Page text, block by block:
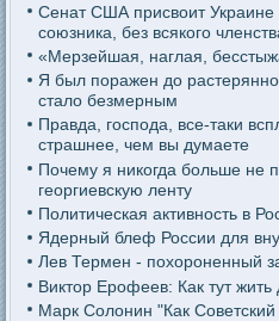
Сенат США присвоит Украине
союзника, без всякого
«Мерзейшая, наглая,
Я был поражен до
стало безмерным
Правда, господа, все-таки
страшнее, чем вы думаете
Почему я никогда больше не
георгиевскую ленту
Политическая активность в
Ядерный блеф России для
Лев Термен - похороненный
Виктор Ерофеев: Как тут
Марк Солонин "Как